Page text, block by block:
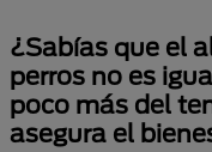
¿Sabías que el
perros no es
poco más del
asegura el